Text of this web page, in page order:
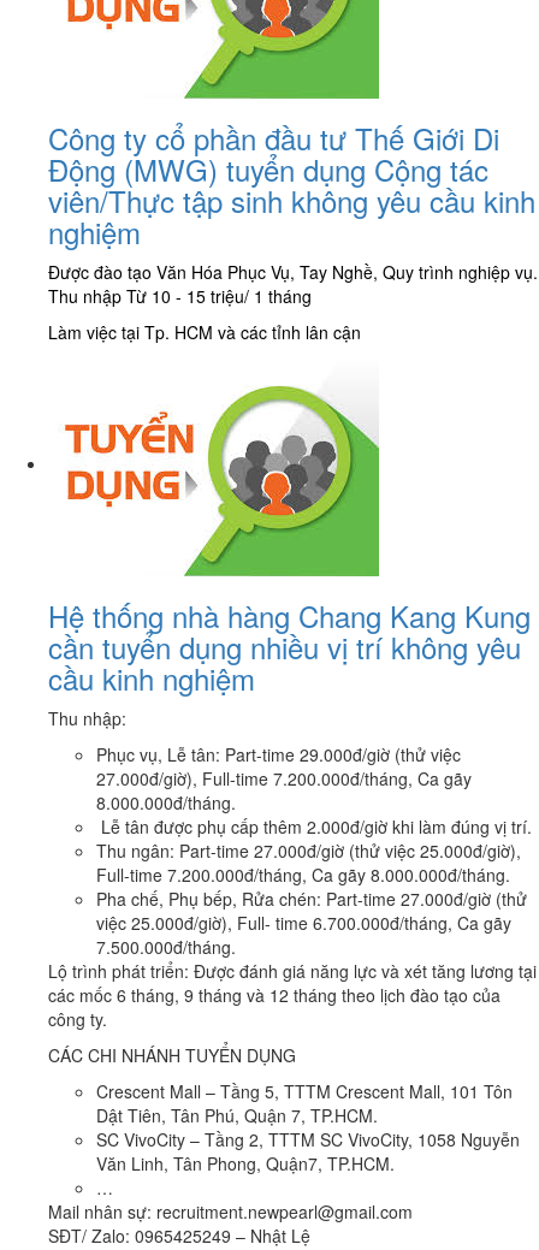
Công ty cổ phần đầu tư Thế Giới Di
Động (MWG) tuyển dụng Cộng tác
viên/Thực tập sinh không yêu cầu kinh
nghiệm
Được đào tạo Văn Hóa Phục Vụ, Tay Nghề, Quy trình nghiệp vụ.
Thu nhập Từ 10 - 15 triệu/ 1 tháng
Làm việc tại Tp. HCM và các tỉnh lân cận
Hệ thống nhà hàng Chang Kang Kung
cần tuyển dụng nhiều vị trí không yêu
cầu kinh nghiệm
Thu nhập:
Phục vụ, Lễ tân: Part-time 29.000đ/giờ (thử việc
27.000đ/giờ), Full-time 7.200.000đ/tháng, Ca gãy
8.000.000đ/tháng.
Lễ tân được phụ cấp thêm 2.000đ/giờ khi làm đúng vị trí.
Thu ngân: Part-time 27.000đ/giờ (thử việc 25.000đ/giờ),
Full-time 7.200.000đ/tháng, Ca gãy 8.000.000đ/tháng.
Pha chế, Phụ bếp, Rửa chén: Part-time 27.000đ/giờ (thử
việc 25.000đ/giờ), Full- time 6.700.000đ/tháng, Ca gãy
7.500.000đ/tháng.
Lộ trình phát triển: Được đánh giá năng lực và xét tăng lương tại
các mốc 6 tháng, 9 tháng và 12 tháng theo lịch đào tạo của
công ty.
CÁC CHI NHÁNH TUYỂN DỤNG
Crescent Mall – Tầng 5, TTTM Crescent Mall, 101 Tôn
Dật Tiên, Tân Phú, Quận 7, TP.HCM.
SC VivoCity – Tầng 2, TTTM SC VivoCity, 1058 Nguyễn
Văn Linh, Tân Phong, Quận7, TP.HCM.
…
Mail nhân sự: recruitment.newpearl@gmail.com
SĐT/ Zalo: 0965425249 – Nhật Lệ